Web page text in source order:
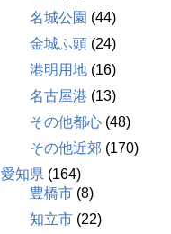
名城公園 (44)
金城ふ頭(24)
港明用地(16)
名古屋港 (13)
その他都心(48)
その他近郊 (170)
愛知県 (164)
豊橋市(8)
知立市(22)